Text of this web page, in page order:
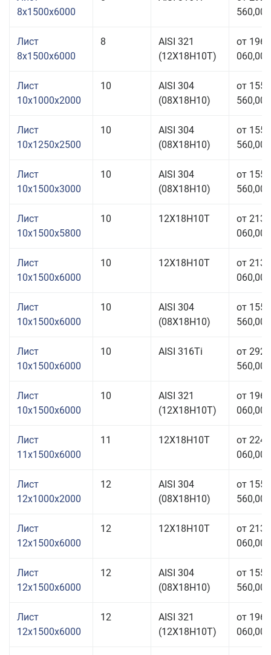
8x1500x6000
560,00
Лист
8x1500x6000
8
AISI 321
(12Х18Н10Т)
от 196
060,00
Лист
10x1000x2000
10
AISI 304
(08Х18Н10)
от 155
560,00
Лист
10x1250x2500
10
AISI 304
(08Х18Н10)
от 155
560,00
Лист
10x1500x3000
10
AISI 304
(08Х18Н10)
от 155
560,00
Лист
10x1500x5800
10 12Х18Н10Т
от 213
060,00
Лист
10x1500x6000
10 12Х18Н10Т
от 213
060,00
Лист
10x1500x6000
10
AISI 304
(08Х18Н10)
от 155
560,00
Лист
10x1500x6000
10 AISI 316Ti
от 292
560,00
Лист
10x1500x6000
10
AISI 321
(12Х18Н10Т)
от 196
060,00
Лист
11x1500x6000
11 12Х18Н10Т
от 224
060,00
Лист
12x1000x2000
12
AISI 304
(08Х18Н10)
от 155
560,00
Лист
12x1500x6000
12 12Х18Н10Т
от 213
060,00
Лист
12x1500x6000
12
AISI 304
(08Х18Н10)
от 155
560,00
Лист
12x1500x6000
12
AISI 321
(12Х18Н10Т)
от 196
060,00